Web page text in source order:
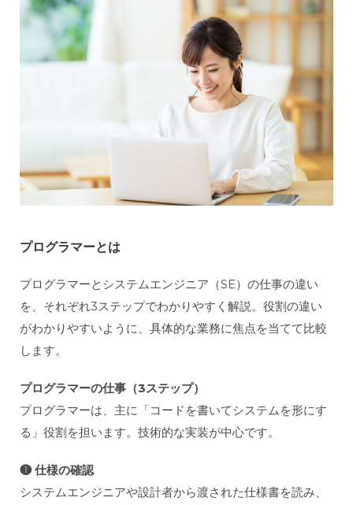
プログラマーとは
プログラマーとシステムエンジニア（SE）の仕事の違い
を、それぞれ3ステップでわかりやすく解説。役割の違い
がわかりやすいように、具体的な業務に焦点を当てて比較
します。
プログラマーの仕事（3ステップ）
プログラマーは、主に「コードを書いてシステムを形にす
る」役割を担います。技術的な実装が中心です。
❶ 仕様の確認
システムエンジニアや設計者から渡された仕様書を読み、